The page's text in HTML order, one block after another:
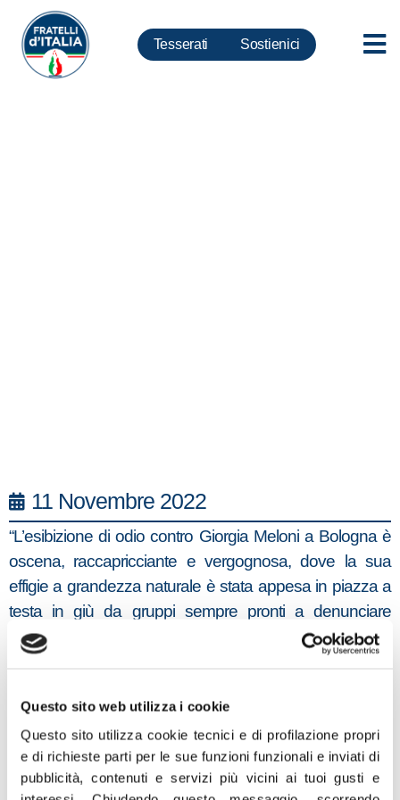
Questo sito web utilizza i cookie
Questo sito utilizza cookie tecnici e di profilazione propri
e di richieste parti per le sue funzioni funzionali e inviati di
pubblicità, contenuti e servizi più vicini ai tuoi gusti e
Tesserati Sostienici
11 Novembre 2022
“L’esibizione di odio contro Giorgia Meloni a Bologna è
oscena, raccapricciante e vergognosa, dove la sua
effigie a grandezza naturale è stata appesa in piazza a
testa in giù da gruppi sempre pronti a denunciare
presunta intolleranza e pericolosità di altri. C’è chi
irresponsabilmente alimenta odio e auspica violenza.
la grottesca e disonesta interpretazione della legge anti-
rave, secondo cui qualunque manifestazione con più di
cinquanta persone sarebbe perseguita. Purtroppo
abbiamo sentito questa assurda interpretazione da molti